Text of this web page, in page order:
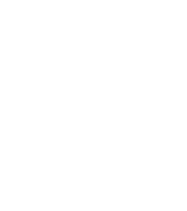
política de privacidad y que aplica
facebook o instagram y al propio canal
para ello. Si eres mayor de 13
teléfono, nada que no sea
están a salvo cuando los dejas en el